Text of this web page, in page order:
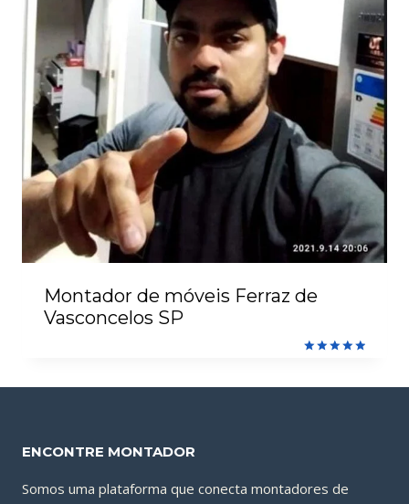
Montador de móveis Ferraz de
Vasconcelos SP
de 5
ENCONTRE MONTADOR
Somos uma plataforma que conecta montadores de